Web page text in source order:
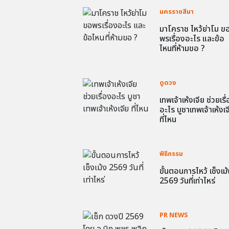
นครราชสีมา
มาโคราช ไหว้ย่าโม ข
พรเรื่องอะไร และข้อ
ไหนที่ห้ามขอ ?
ดูดวง
เทพเจ้าเห้งเจีย ช่วยเ
อะไร บูชาเทพเจ้าเห้งเ
ที่ไหน
พิธีกรรม
ขั้นตอนการไหว้ เช็งเ
2569 วันที่เท่าไหร่
PR NEWS